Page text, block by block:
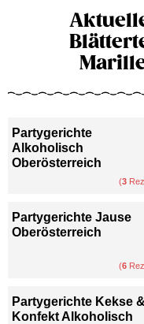
Partygerichte
Alkoholisch
Oberösterreich
(3
Partygerichte Jause
Oberösterreich
(6
Partygerichte Kekse &
Konfekt Alkoholisch